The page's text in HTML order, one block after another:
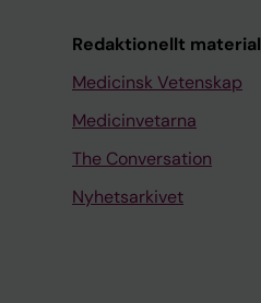
Redaktionellt material
Medicinsk Vetenskap
Medicinvetarna
The Conversation
Nyhetsarkivet